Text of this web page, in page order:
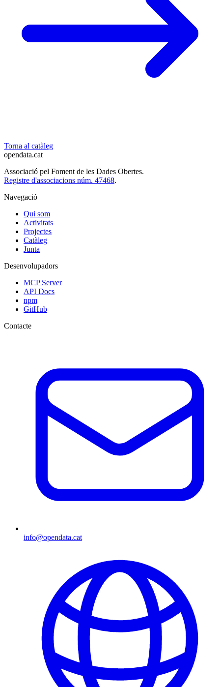
Torna al catàleg
opendata.cat
Associació pel Foment de les Dades Obertes.
Registre d'associacions núm. 47468.
Navegació
Qui som
Activitats
Projectes
Catàleg
Junta
Desenvolupadors
MCP Server
API Docs
npm
GitHub
Contacte
info@opendata.cat